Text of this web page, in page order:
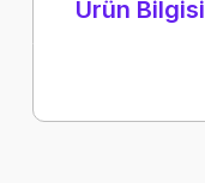
Ürün Bilgisi